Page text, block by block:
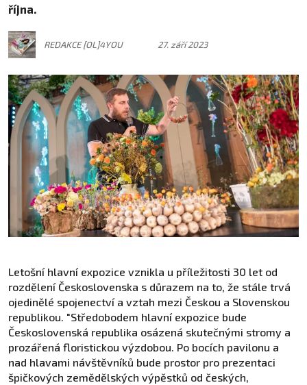
října.
REDAKCE [OL]4YOU 27. září 2023
Letošní hlavní expozice vznikla u příležitosti 30 let od
rozdělení Československa s důrazem na to, že stále trvá
ojedinělé spojenectví a vztah mezi Českou a Slovenskou
republikou. "Středobodem hlavní expozice bude
Československá republika osázená skutečnými stromy a
prozářená floristickou výzdobou. Po bocích pavilonu a
nad hlavami návštěvníků bude prostor pro prezentaci
špičkových zemědělských výpěstků od českých,